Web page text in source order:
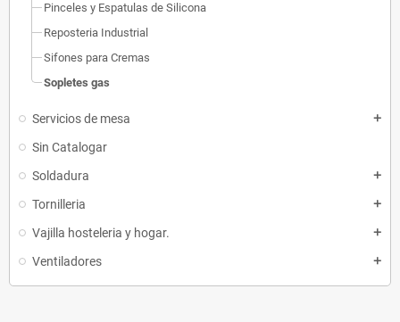
Pinceles y Espatulas de Silicona
Reposteria Industrial
Sifones para Cremas
Sopletes gas
Servicios de mesa add
Sin Catalogar
Soldadura
add
Tornilleria add
Vajilla hosteleria y hogar. add
Ventiladores add